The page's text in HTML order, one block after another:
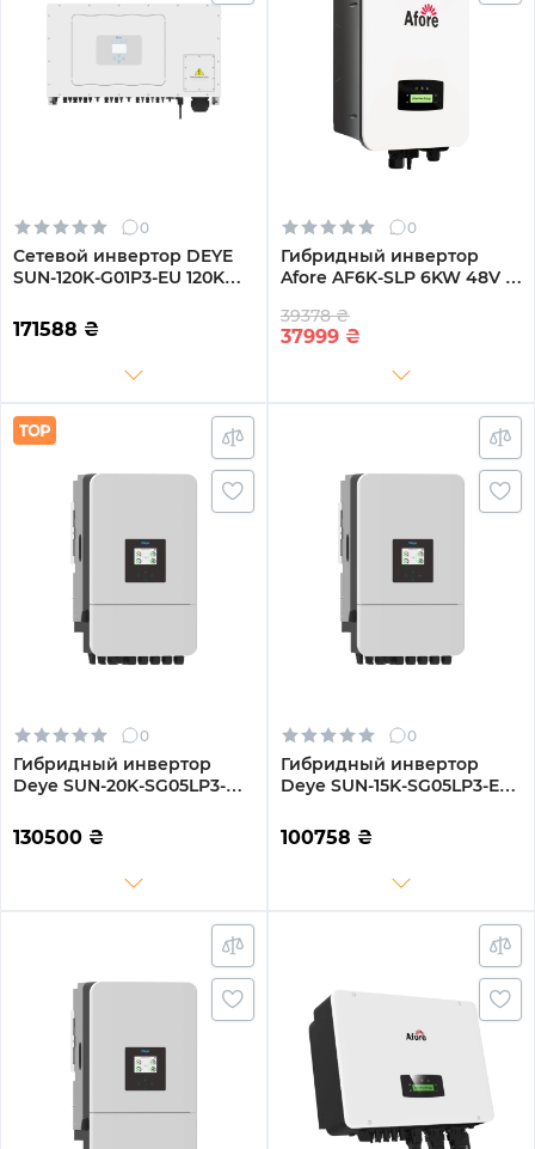
0
Сетевой инвертор DEYE
SUN-120K-G01P3-EU 120KW
171588 ₴
0
Гибридный инвертор
Afore AF6K-SLP 6KW 48V 2
Однофазный (AF6K-SLP)
39378 ₴
37999 ₴
0
Гибридный инвертор
Deye SUN-20K-SG05LP3-
Wi-Fi 220/380V Трифазний
130500 ₴
0
Гибридный инвертор
Deye SUN-15K-SG05LP3-EU-
Fi 220/380V Трехфазный
100758 ₴